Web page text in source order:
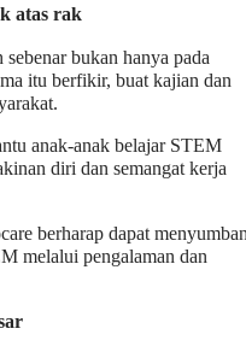
atas rak
bukan hanya pada
itu berfikir, buat kajian dan
anak-anak belajar STEM
diri dan semangat kerja
berharap dapat
melalui pengalaman dan